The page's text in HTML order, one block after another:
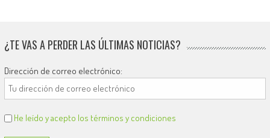
¿TE VAS A PERDER LAS ÚLTIMAS NOTICIAS?
Dirección de correo electrónico:
He leído y acepto los términos y condiciones